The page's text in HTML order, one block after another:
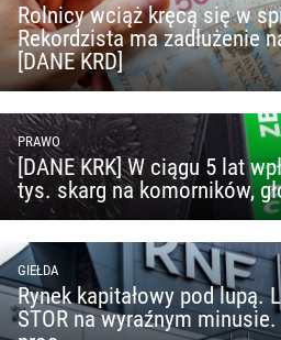
Rolnicy wciąż kręcą się w
Rekordzista ma zadłużenie
[DANE KRD]
PRAWO
[DANE KRK] W ciągu 5 lat
tys. skarg na komorników,
GIEŁDA
Rynek kapitałowy pod lupą.
STOR na wyraźnym